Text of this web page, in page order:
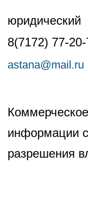
юридический
8(7172) 77-
astana@mail.ru
информации
разрешения